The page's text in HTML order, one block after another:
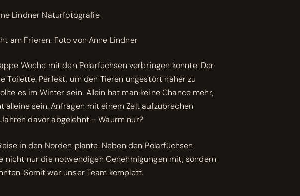
Woche mit den Polarfüchsen verbringen konnte. Der
Perfekt, um den Tieren ungestört näher zu
es im Winter sein. Allein hat man keine Chance mehr,
sein. Anfragen mit einem Zelt aufzubrechen
davor abgelehnt – Waurm nur?
in den Norden plante. Neben den Polarfüchsen
nur die notwendigen Genehmigungen mit, sondern
Somit war unser Team komplett.